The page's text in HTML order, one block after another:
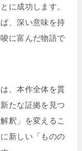
に成功します。
、深い意味を持
に富んだ物語で
、本作全体を貫
たな証拠を見つ
釈」を変えるこ
新しい「ものの